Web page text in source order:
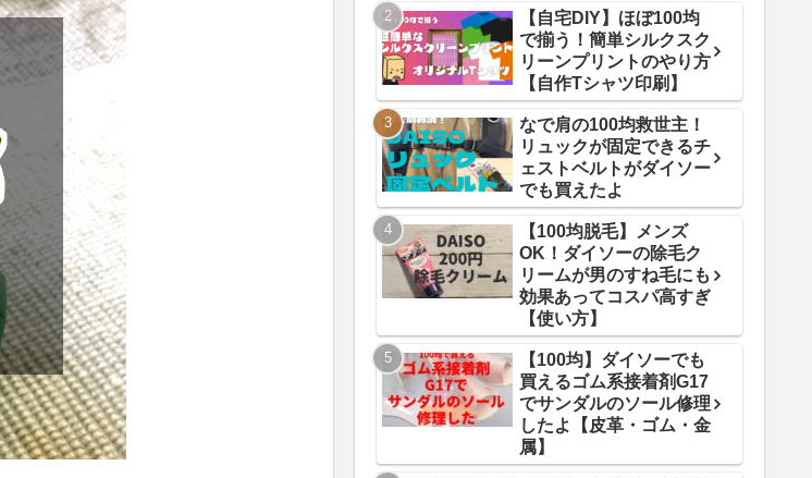
【自宅DIY】ほぼ100均
で揃う！簡単シルクスク
リーンプリントのやり方
【自作Tシャツ印刷】
なで肩の100均救世主！
リュックが固定できるチ
ェストベルトがダイソー
でも買えたよ
【100均脱毛】メンズ
OK！ダイソーの除毛ク
リームが男のすね毛にも
効果あってコスパ高すぎ
【使い方】
【100均】ダイソーでも
買えるゴム系接着剤G17
でサンダルのソール修理
したよ【皮革・ゴム・金
属】